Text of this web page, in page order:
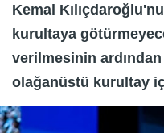
Kemal
kurultaya
verilmesinin
olağanüstü kurultay